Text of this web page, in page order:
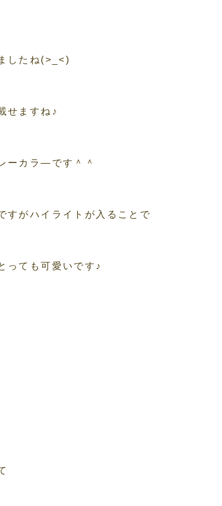
したね(>_<)
せますね♪
ーカラ―です＾＾
すがハイライトが入ることで
っても可愛いです♪